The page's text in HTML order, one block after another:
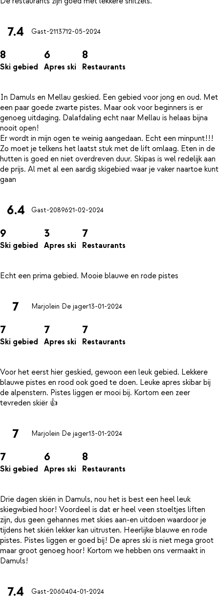
7.4 Gast-2113712-05-2024
8
Ski gebied
6
Apres ski
8
Restaurants
In Damuls en Mellau geskied. Een gebied voor jong en oud. Met
een paar goede zwarte pistes. Maar ook voor beginners is er
genoeg uitdaging. Dalafdaling echt naar Mellau is helaas bijna
nooit open!
Er wordt in mijn ogen te weinig aangedaan. Echt een minpunt!!!
Zo moet je telkens het laatst stuk met de lift omlaag. Eten in de
hutten is goed en niet overdreven duur. Skipas is wel redelijk aan
de prijs. Al met al een aardig skigebied waar je vaker naartoe kunt
6.4 Gast-2089621-02-2024
9
Ski gebied
3
Apres ski
7
Restaurants
7 Marjolein De jager13-01-2024
7
Ski gebied
7
Apres ski
7
Restaurants
Voor het eerst hier geskied, gewoon een leuk gebied. Lekkere
blauwe pistes en rood ook goed te doen. Leuke apres skibar bij
de alpenstern. Pistes liggen er mooi bij. Kortom een zeer
7 Marjolein De jager13-01-2024
7
Ski gebied
6
Apres ski
8
Restaurants
Drie dagen skiën in Damuls, nou het is best een heel leuk
skiegwbied hoor! Voordeel is dat er heel veen stoeltjes liften
zijn, dus geen gehannes met skies aan-en uitdoen waardoor je
tijdens het skiën lekker kan uitrusten. Heerlijke blauwe en rode
pistes. Pistes liggen er goed bij! De apres ski is niet mega groot
maar groot genoeg hoor! Kortom we hebben ons vermaakt in
7.4 Gast-2060404-01-2024